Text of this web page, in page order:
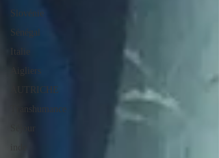
Slovénie
Sénégal
Italie
Aigliers
AUTRICHE
Transhumance
Séjour